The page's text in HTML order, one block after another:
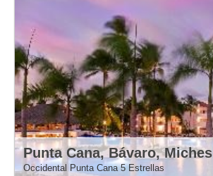
Punta Cana, Bávaro, Miches
Occidental Punta Cana 5 Estrellas